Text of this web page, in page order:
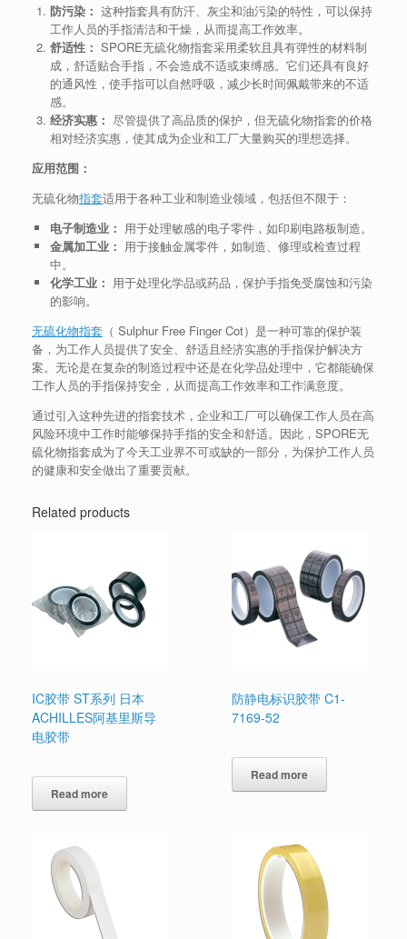
防污染： 这种指套具有防汗、灰尘和油污染的特性，可以保持
工作人员的手指清洁和干燥，从而提高工作效率。
舒适性： SPORE无硫化物指套采用柔软且具有弹性的材料制
成，舒适贴合手指，不会造成不适或束缚感。它们还具有良好
的通风性，使手指可以自然呼吸，减少长时间佩戴带来的不适
感。
经济实惠： 尽管提供了高品质的保护，但无硫化物指套的价格
相对经济实惠，使其成为企业和工厂大量购买的理想选择。
应用范围：
无硫化物指套适用于各种工业和制造业领域，包括但不限于：
电子制造业： 用于处理敏感的电子零件，如印刷电路板制造。
金属加工业： 用于接触金属零件，如制造、修理或检查过程
中。
化学工业： 用于处理化学品或药品，保护手指免受腐蚀和污染
的影响。
无硫化物指套 （ Sulphur Free Finger Cot）是一种可靠的保护装
备，为工作人员提供了安全、舒适且经济实惠的手指保护解决方
案。无论是在复杂的制造过程中还是在化学品处理中，它都能确保
工作人员的手指保持安全，从而提高工作效率和工作满意度。
通过引入这种先进的指套技术，企业和工厂可以确保工作人员在高
风险环境中工作时能够保持手指的安全和舒适。因此，SPORE无
硫化物指套成为了今天工业界不可或缺的一部分，为保护工作人员
的健康和安全做出了重要贡献。
Related products
IC胶带 ST系列 日本
ACHILLES阿基里斯导
电胶带
Read more
防静电标识胶带 C1-
7169-52
Read more